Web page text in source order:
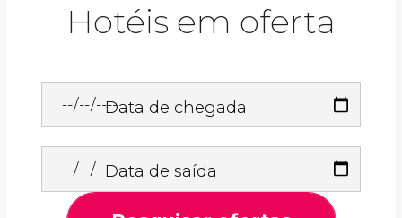
Hotéis em oferta
Data de chegada
Data de saída